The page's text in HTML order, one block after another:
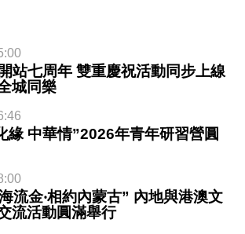
站七周年 雙重慶祝活動同步上線
城同樂
緣 中華情”2026年青年研習營圓
流金‧相約內蒙古” 內地與港澳文
流活動圓滿舉行